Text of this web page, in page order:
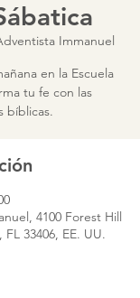
Immanuel
en la Escuela
tu fe con las
bíblicas.
4100 Forest Hill
33406, EE. UU.